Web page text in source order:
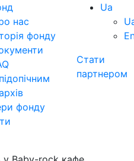
нас
фонду
фонду
Ua
Стати
партнером